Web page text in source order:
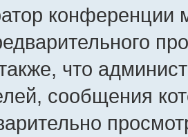
конференции
что
сообщения